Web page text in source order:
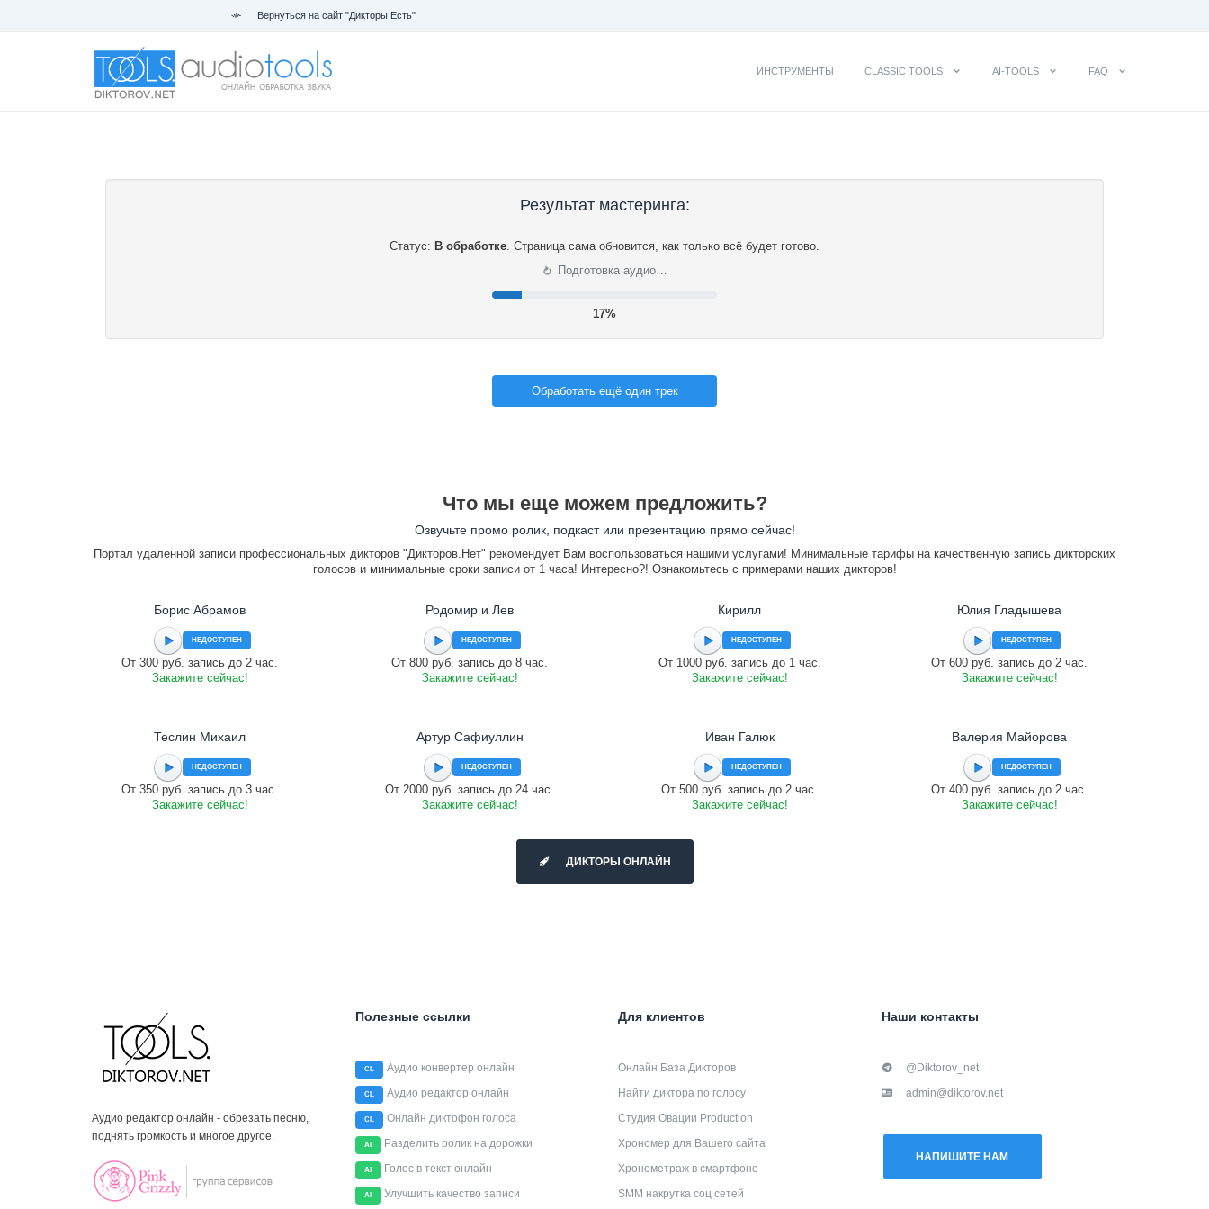
Вернуться на сайт "Дикторы Есть"
ИНСТРУМЕНТЫ CLASSIC TOOLS AI-TOOLS FAQ
Результат мастеринга:
Статус: В обработке. Страница сама обновится, как только всё будет готово.
⟳ Подготовка аудио…
18%
Обработать ещё один трек
Что мы еще можем предложить?
Озвучьте промо ролик, подкаст или презентацию прямо сейчас!
Портал удаленной записи профессиональных дикторов "Дикторов.Нет" рекомендует Вам воспользоваться нашими услугами! Минимальные тарифы на качественную запись дикторских
голосов и минимальные сроки записи от 1 часа! Интересно?! Ознакомьтесь с примерами наших дикторов!
Борис Абрамов
НЕДОСТУПЕН
От 300 руб. запись до 2 час.
Закажите сейчас!
Родомир и Лев
НЕДОСТУПЕН
От 800 руб. запись до 8 час.
Закажите сейчас!
Кирилл
НЕДОСТУПЕН
От 1000 руб. запись до 1 час.
Закажите сейчас!
Юлия Гладышева
НЕДОСТУПЕН
От 600 руб. запись до 2 час.
Закажите сейчас!
Теслин Михаил
НЕДОСТУПЕН
От 350 руб. запись до 3 час.
Закажите сейчас!
Артур Сафиуллин
НЕДОСТУПЕН
От 2000 руб. запись до 24 час.
Закажите сейчас!
Иван Галюк
НЕДОСТУПЕН
От 500 руб. запись до 2 час.
Закажите сейчас!
Валерия Майорова
НЕДОСТУПЕН
От 400 руб. запись до 2 час.
Закажите сейчас!
ДИКТОРЫ ОНЛАЙН
Аудио редактор онлайн - обрезать песню,
поднять громкость и многое другое.
Полезные ссылки
CL Аудио конвертер онлайн
CL Аудио редактор онлайн
CL Онлайн диктофон голоса
AI Разделить ролик на дорожки
AI Голос в текст онлайн
AI Улучшить качество записи
Для клиентов
Онлайн База Дикторов
Найти диктора по голосу
Студия Овации Production
Хрономер для Вашего сайта
Хронометраж в смартфоне
SMM накрутка соц сетей
Наши контакты
@Diktorov_net
admin@diktorov.net
НАПИШИТЕ НАМ